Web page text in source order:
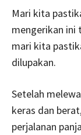
Mari kita
mengerikan ini
mari kita
dilupakan.
Setelah
keras dan
perjalanan